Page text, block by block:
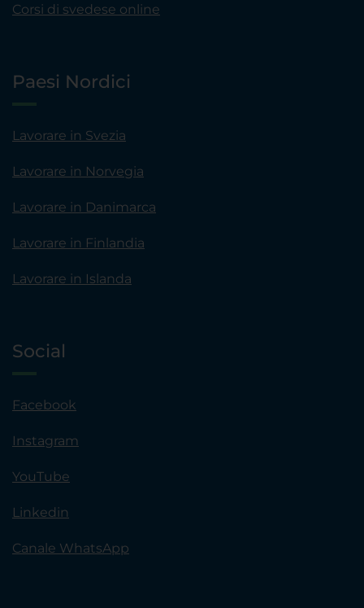
Corsi di svedese online
Paesi Nordici
Lavorare in Svezia
Lavorare in Norvegia
Lavorare in Danimarca
Lavorare in Finlandia
Lavorare in Islanda
Social
Facebook
Instagram
YouTube
Linkedin
Canale WhatsApp